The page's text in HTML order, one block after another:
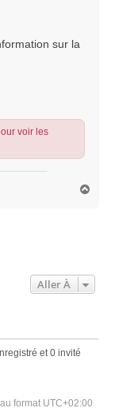
sur la
voir les
Aller À
et 0 invité
format UTC+02:00